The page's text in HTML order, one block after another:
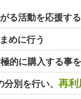
る活動を応援する
めに行う
的に購入する事
別を行い、 再利